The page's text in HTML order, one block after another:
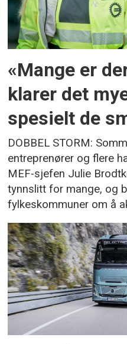
«Mange er
klarer det
spesielt de
DOBBEL STORM:
entreprenører og flere
MEF-sjefen Julie
tynnslitt for mange, og
fylkeskommuner om å